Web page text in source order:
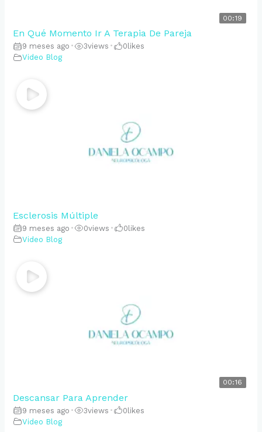
00:19
En Qué Momento Ir A Terapia De Pareja
9 meses ago • 3views • 0likes
Video Blog
Esclerosis Múltiple
9 meses ago • 0views • 0 likes
Video Blog
00:16
Descansar Para Aprender
9 meses ago • 3views • 0likes
Video Blog